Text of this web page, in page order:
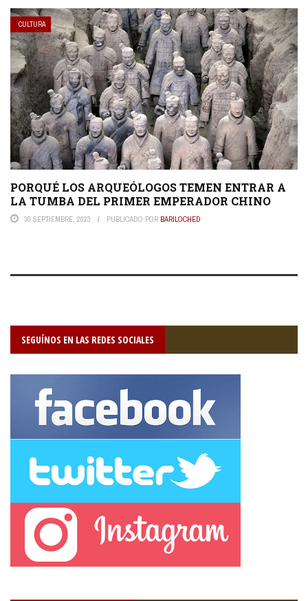
CULTURA
PORQUÉ LOS ARQUEÓLOGOS TEMEN ENTRAR A
LA TUMBA DEL PRIMER EMPERADOR CHINO
30 SEPTIEMBRE, 2023 PUBLICADO POR BARILOCHED
SEGUÍNOS EN LAS REDES SOCIALES